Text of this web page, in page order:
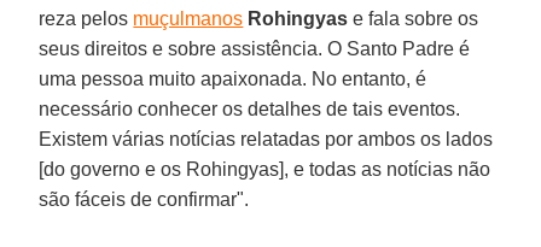
reza pelos muçulmanos Rohingyas e fala sobre os
seus direitos e sobre assistência. O Santo Padre é
uma pessoa muito apaixonada. No entanto, é
necessário conhecer os detalhes de tais eventos.
Existem várias notícias relatadas por ambos os lados
[do governo e os Rohingyas], e todas as notícias não
são fáceis de confirmar".